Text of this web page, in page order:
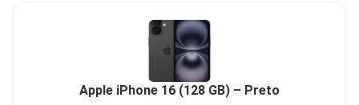
Apple iPhone 16 (128 GB) – Preto